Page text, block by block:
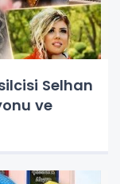
Selhan
ve